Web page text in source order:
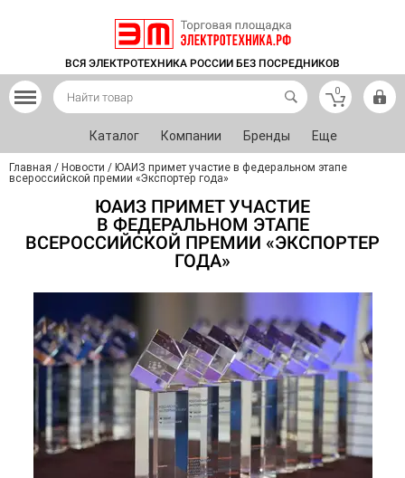
ВСЯ ЭЛЕКТРОТЕХНИКА РОССИИ БЕЗ ПОСРЕДНИКОВ
0
Каталог Компании Бренды Еще
Главная / Новости / ЮАИЗ примет участие в федеральном этапе
всероссийской премии «Экспортер года»
ЮАИЗ ПРИМЕТ УЧАСТИЕ
В ФЕДЕРАЛЬНОМ ЭТАПЕ
ВСЕРОССИЙСКОЙ ПРЕМИИ «ЭКСПОРТЕР
ГОДА»